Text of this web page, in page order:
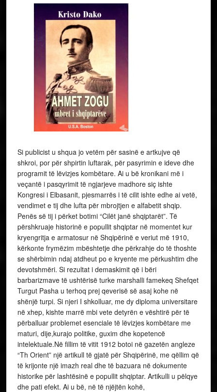
Si publicist u shqua jo vetëm për sasinë e artkujve që
shkroi, por për shpirtin luftarak, për pasyrimin e ideve dhe
programit të lëvizjes kombëtare. Ai u bë kronikani më i
veçantë i pasqyrimit të ngjarjeve madhore siç ishte
Kongresi i Elbasanit, pjesmarrës i të cilit ishte edhe ai vetë,
vendimet e tij dhe lufta për mbrojtjen e alfabetit shqip.
Penës së tij i përket botimi “Cilët janë shqiptarët”. Të
përshkruaje historinë e popullit shqiptar në momentet kur
kryengritja e armatosur në Shqipërinë e veriut më 1910,
kërkonte frymëzim mbështetje dhe përkrahje do të thoshte
se shërbimin ndaj atdheut po e kryente me përkushtim dhe
devotshmëri. Si rezultat i demaskimit që i bëri
barbarizmave të ushtërisë turke marshalli famekeq Shefqet
Turgut Pasha u terhoq prej qeverisë së asaj kohe në
shënjë turpi. Si njeri I shkolluar, me dy diploma universitare
në xhep, kishte marrë mbi vete detyrën e vështirë për të
përballuar problemet esenciale të lëvizjes kombëtare me
maturi, dije,kurajo politike, guxim dhe kopetencë
intelektuale.Në fillim të vitit 1912 botoi në gazetën angleze
“Th Orient” një artikull të gjatë për Shqipërinë, me qëllim që
të krijonte një imazh real dhe të bazuara në dokumente
historike për lashtësinë e popullit shqiptar. Artikulli u pëlqye
dhe pati efekt. Ai u bë, në të njëjtën kohë,